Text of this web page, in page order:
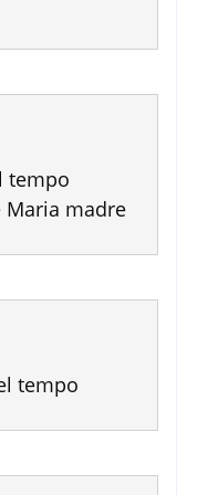
tempo
Maria madre
tempo